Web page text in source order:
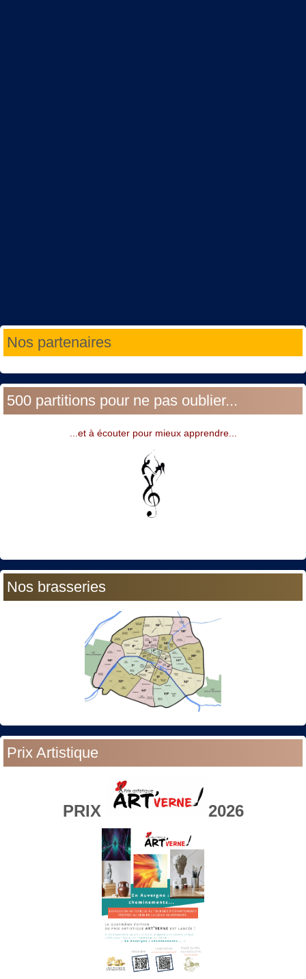
Nos partenaires
500 partitions pour ne pas oublier...
...et à écouter pour mieux apprendre...
Nos brasseries
Prix Artistique
PRIX 2026
Année
précédente
Mois
précédent
Année
suivante
Mois
suivant